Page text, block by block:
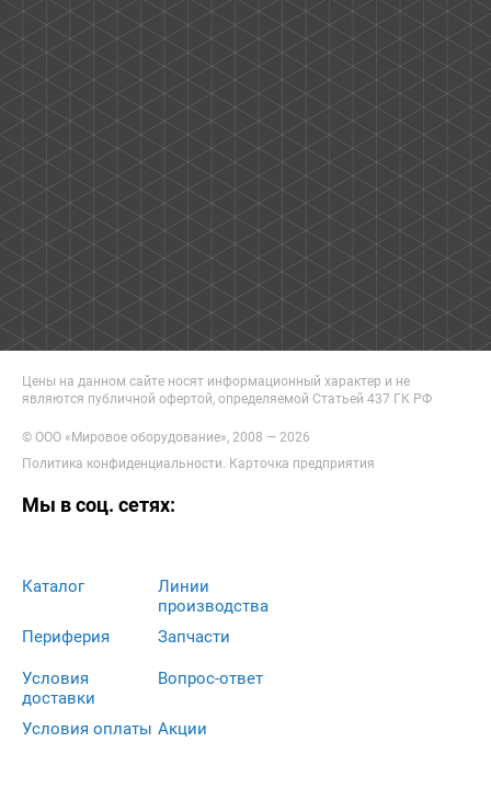
Цены на данном сайте носят информационный характер и не
являются публичной офертой, определяемой Статьей 437 ГК РФ
© ООО «Мировое оборудование», 2008 — 2026
Политика конфиденциальности Карточка предприятия
Мы в соц. сетях:
Каталог
Периферия
Линии
производства
Запчасти
Условия
доставки
Условия оплаты
Вопрос-ответ
Акции